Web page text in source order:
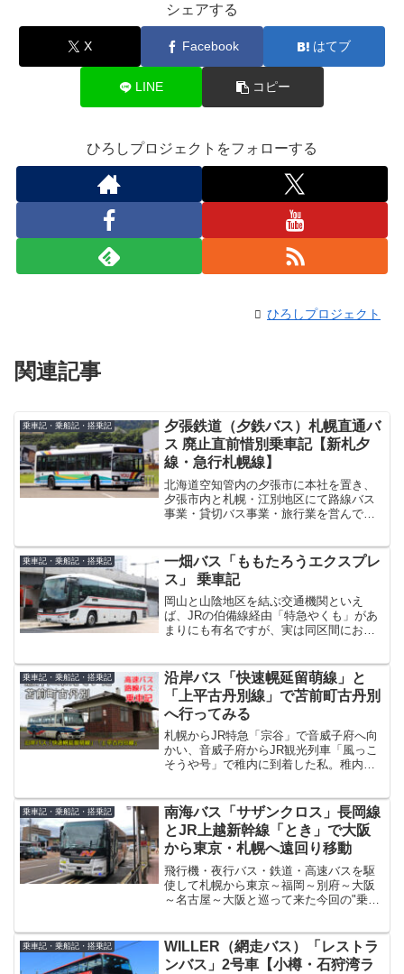
シェアする
X Facebook はてブ
LINE コピー
ひろしプロジェクトをフォローする
ひろしプロジェクト
関連記事
乗車記・乗船記・搭乗記
夕張鉄道（夕鉄バス）札幌直通バ
ス 廃止直前惜別乗車記【新札夕
線・急行札幌線】
北海道空知管内の夕張市に本社を置き、
夕張市内と札幌・江別地区にて路線バス
事業・貸切バス事業・旅行業を営んでい
地区の生活の足としても機能している同
社の路線バスは、JR石勝...
乗車記・乗船記・搭乗記
一畑バス「ももたろうエクスプレ
ス」 乗車記
岡山と山陰地区を結ぶ交通機関といえ
ば、JRの伯備線経由「特急やくも」があ
まりにも有名ですが、実は同区間におい
米子・松江・出雲線「ももたろうエクス
プレス」です。「ももたろ...
乗車記・乗船記・搭乗記
沿岸バス「快速幌延留萌線」と
「上平古丹別線」で苫前町古丹別
へ行ってみる
札幌からJR特急「宗谷」で音威子府へ向
かい、音威子府からJR観光列車「風っこ
そうや号」で稚内に到着した私。稚内市
海オロロンラインなのか・・・。実は、
予てから行こうと思い...
乗車記・乗船記・搭乗記
南海バス「サザンクロス」長岡線
とJR上越新幹線「とき」で大阪
から東京・札幌へ遠回り移動
飛行機・夜行バス・鉄道・高速バスを駆
使して札幌から東京～福岡～別府～大阪
～名古屋～大阪と巡って来た今回の"乗り
やってきたのは、大阪府堺市。南海バス
のお膝元でもあり、堺...
乗車記・乗船記・搭乗記
WILLER（網走バス）「レストラ
ンバス」2号車【小樽・石狩湾ラ